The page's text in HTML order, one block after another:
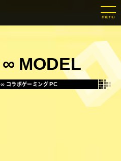
menu
∞ MODEL
∞ コラボゲーミングPC